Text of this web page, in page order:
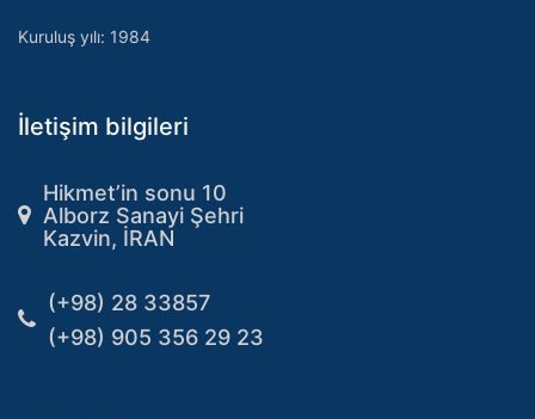
Kuruluş yılı: 1984
İletişim bilgileri
Hikmet’in sonu 10
Alborz Sanayi Şehri
Kazvin, İRAN
(+98) 28 33857
(+98) 905 356 29 23